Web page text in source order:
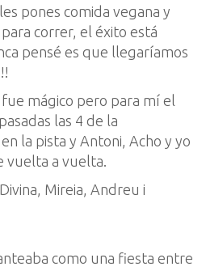
pones comida vegana y
correr, el éxito está
pensé es que llegaríamos
mágico pero para mí el
las 4 de la
la pista y Antoni, Acho y yo
vuelta a vuelta.
Mireia, Andreu i
como una fiesta entre